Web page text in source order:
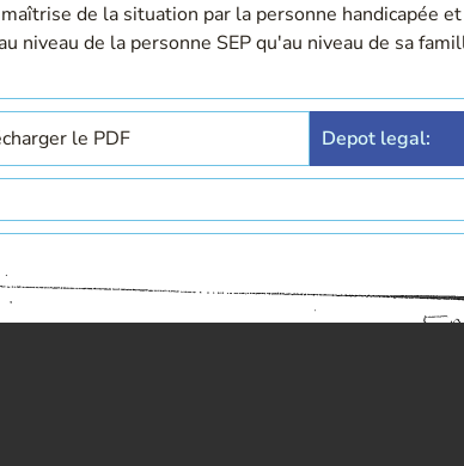
de la situation par la personne handicapée
niveau de la personne SEP qu'au niveau de sa
le PDF Depot legal: